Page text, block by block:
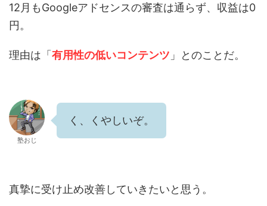
12 月もGoogleアドセンスの審査は通らず、収益は0
円。
理由は「 有用性の低いコンテンツ 」とのことだ。
塾おじ
く、くやしいぞ。
真摯に受け止め改善していきたいと思う。